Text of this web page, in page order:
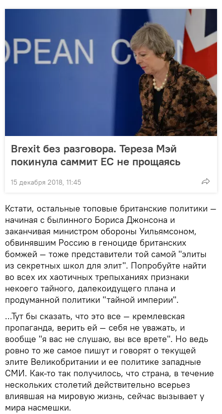
Brexit без разговора. Тереза Мэй
покинула саммит ЕС не прощаясь
15 декабря 2018, 11:45
Кстати, остальные топовые британские политики —
начиная с былинного Бориса Джонсона и
заканчивая министром обороны Уильямсоном,
обвинявшим Россию в геноциде британских
бомжей — тоже представители той самой "элиты
из секретных школ для элит". Попробуйте найти
во всех их хаотичных трепыханиях признаки
некоего тайного, далекоидущего плана и
продуманной политики "тайной империи".
...Тут бы сказать, что это все — кремлевская
пропаганда, верить ей — себя не уважать, и
вообще "я вас не слушаю, вы все врете". Но ведь
ровно то же самое пишут и говорят о текущей
элите Великобритании и ее политике западные
СМИ. Как-то так получилось, что страна, в течение
нескольких столетий действительно всерьез
влиявшая на мировую жизнь, сейчас вызывает у
мира насмешки.